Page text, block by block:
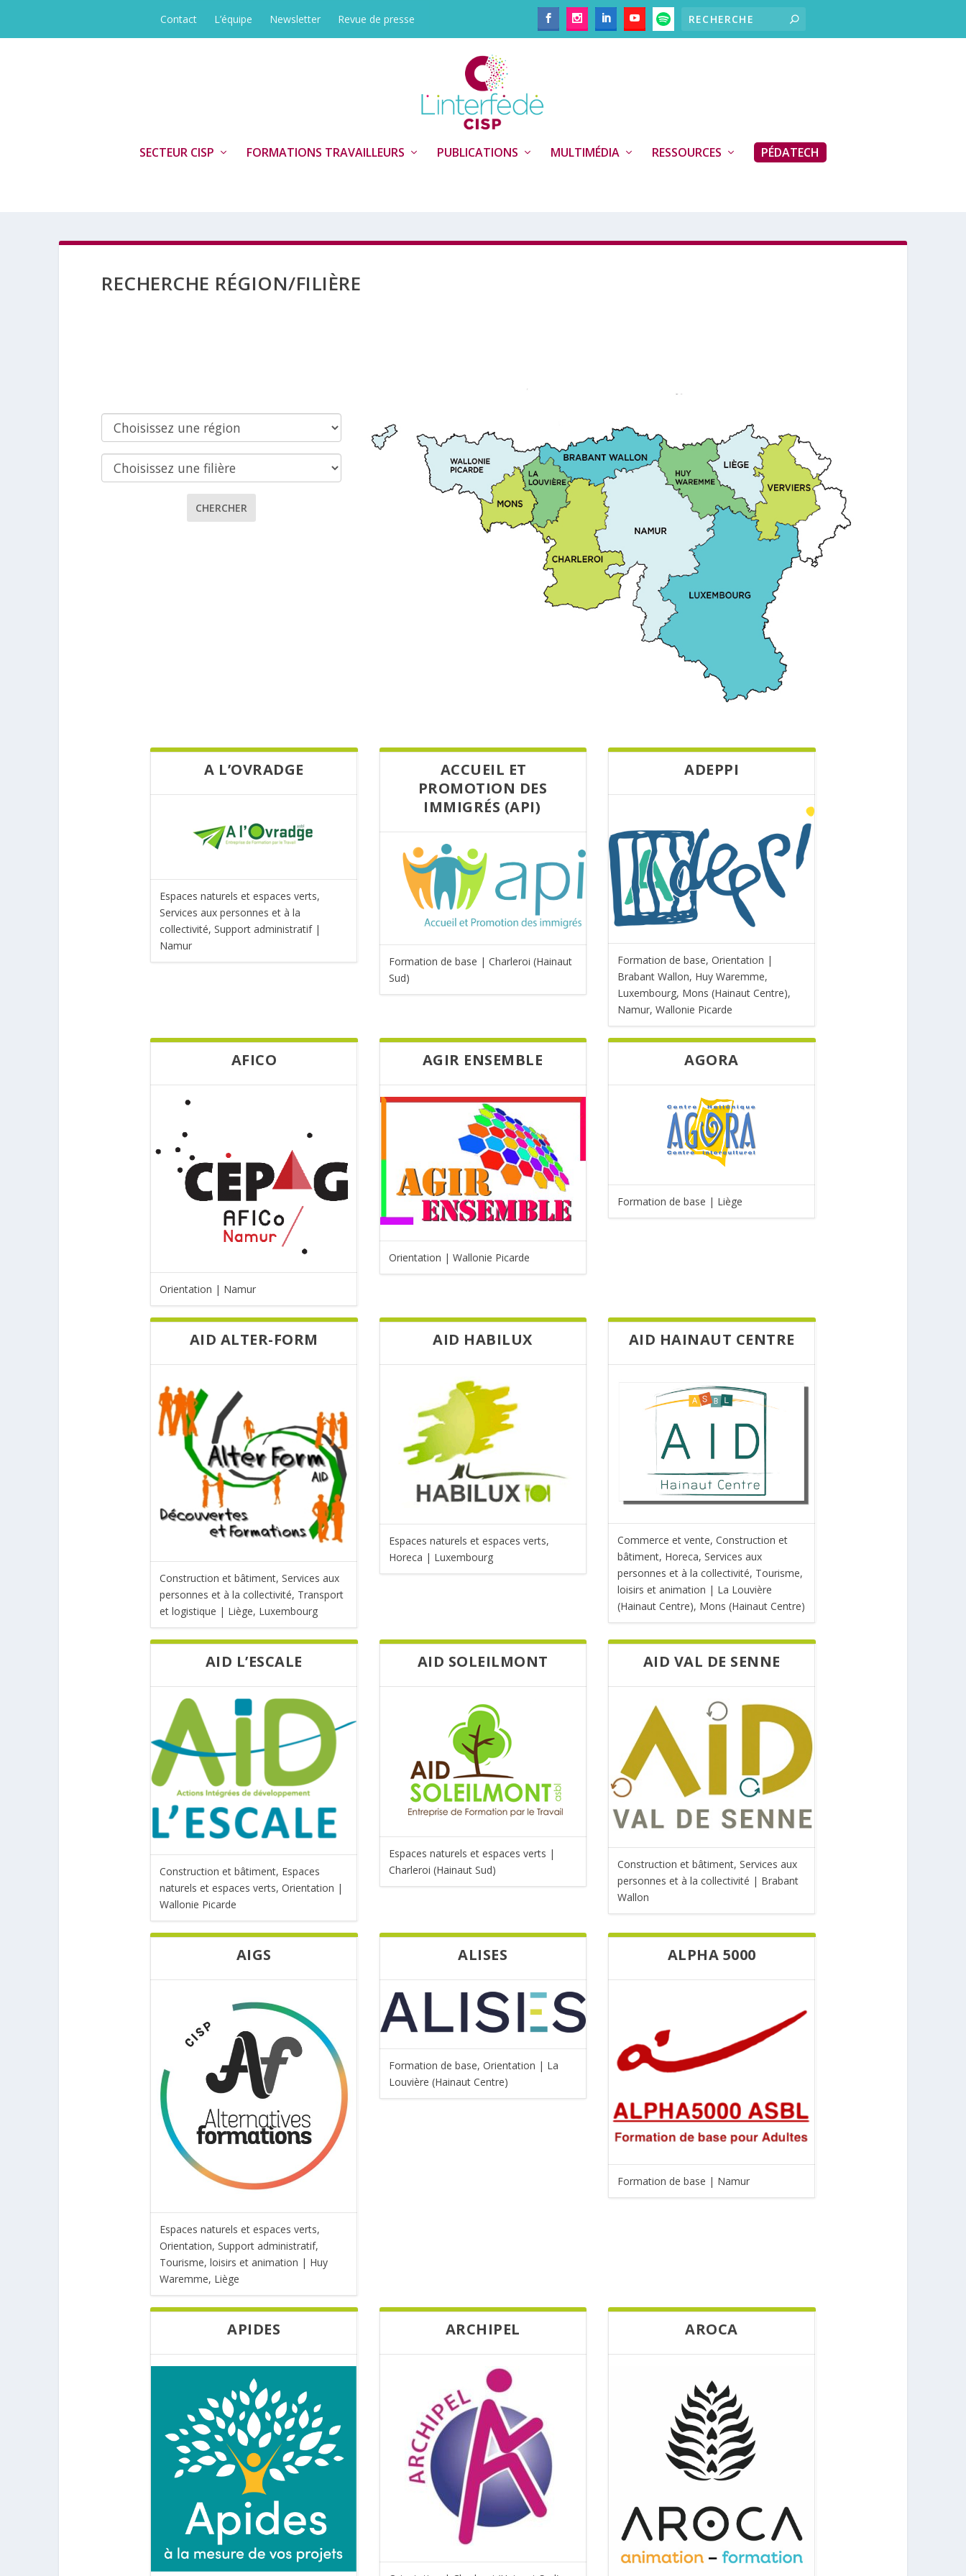
Contact L’équipe Newsletter Revue de presse
SECTEUR CISP FORMATIONS TRAVAILLEURS PUBLICATIONS MULTIMÉDIA RESSOURCES PÉDATECH
RECHERCHE RÉGION/FILIÈRE
CHERCHER
A L’OVRADGE
Espaces naturels et espaces verts,
Services aux personnes et à la
collectivité, Support administratif |
Namur
ACCUEIL ET
PROMOTION DES
IMMIGRÉS (API)
Formation de base | Charleroi (Hainaut
Sud)
ADEPPI
Formation de base, Orientation |
Brabant Wallon, Huy Waremme,
Luxembourg, Mons (Hainaut Centre),
Namur, Wallonie Picarde
AFICO
Orientation | Namur
AGIR ENSEMBLE
Orientation | Wallonie Picarde
AGORA
Formation de base | Liège
AID ALTER-FORM
Construction et bâtiment, Services aux
personnes et à la collectivité, Transport
et logistique | Liège, Luxembourg
AID HABILUX
Espaces naturels et espaces verts,
Horeca | Luxembourg
AID HAINAUT CENTRE
Commerce et vente, Construction et
bâtiment, Horeca, Services aux
personnes et à la collectivité, Tourisme,
loisirs et animation | La Louvière
(Hainaut Centre), Mons (Hainaut Centre)
AID L’ESCALE
Construction et bâtiment, Espaces
naturels et espaces verts, Orientation |
Wallonie Picarde
AID SOLEILMONT
Espaces naturels et espaces verts |
Charleroi (Hainaut Sud)
AID VAL DE SENNE
Construction et bâtiment, Services aux
personnes et à la collectivité | Brabant
Wallon
AIGS
Espaces naturels et espaces verts,
Orientation, Support administratif,
Tourisme, loisirs et animation | Huy
Waremme, Liège
ALISES
Formation de base, Orientation | La
Louvière (Hainaut Centre)
ALPHA 5000
Formation de base | Namur
APIDES ARCHIPEL AROCA